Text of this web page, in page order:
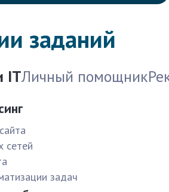
заданий
ITЛичный помощник
сетей
задач